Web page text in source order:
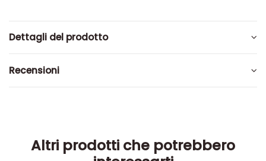
Dettagli del prodotto
Recensioni
Altri prodotti che potrebbero